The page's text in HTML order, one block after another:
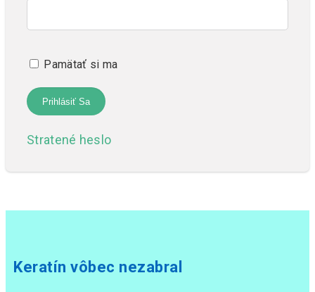
Pamätať si ma
Stratené heslo
Keratín vôbec nezabral